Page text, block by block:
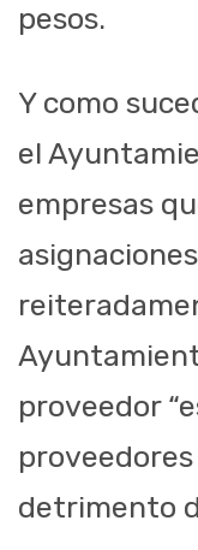
pesos.
Y como
el
empresas
proveedor
detrimento